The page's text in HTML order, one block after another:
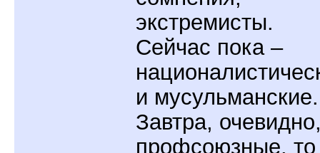
экстремисты.
Сейчас пока –
и мусульманские.
Завтра,
профсоюзные, то